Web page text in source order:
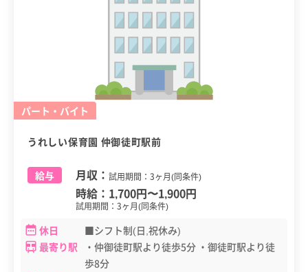
パート・バイト
うれしい保育園 仲御徒町駅前
給与 月収： 試用期間：3ヶ月(同条件)
時給： 1,700円〜1,900円
試用期間：3ヶ月(同条件)
休日
■シフト制(日,祝休み)
最寄り駅
・仲御徒町駅より徒歩5分 ・御徒町駅より徒
歩8分